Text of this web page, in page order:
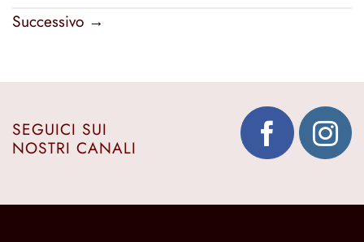
Successivo →
SEGUICI SUI
NOSTRI CANALI